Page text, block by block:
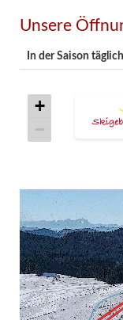
Unsere
In der Saison täglich